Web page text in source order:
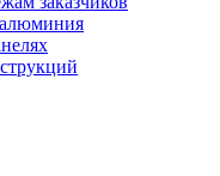
алюминия